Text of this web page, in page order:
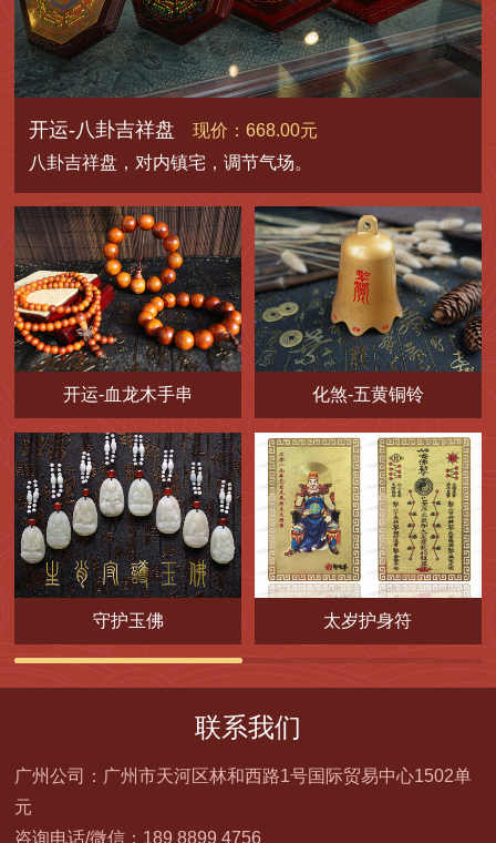
开运-八卦吉祥盘
现价：668.00元
八卦吉祥盘，对内镇宅，调节气场。
开运-血龙木手串 化煞-五黄铜铃
守护玉佛 太岁护身符
联系我们
广州公司：广州市天河区林和西路1号国际贸易中心1502单
元
咨询电话/微信：189 8899 4756